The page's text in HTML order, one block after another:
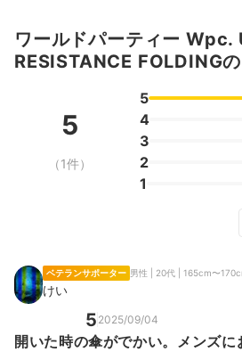
ワールドパーティー Wpc.
RESISTANCE FOLDING
5
（1件）
5
4
3
2
1
ベテランサポーター 男性 | 20代 | 165cm〜
けい
5 2025/09/04
開いた時の傘がでかい。メンズに